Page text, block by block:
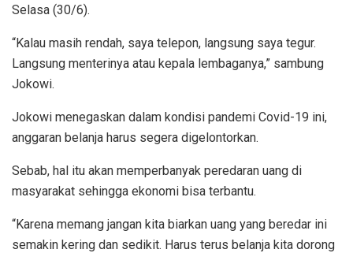
Selasa (30/6).
“Kalau masih rendah, saya telepon, langsung saya tegur.
Langsung menterinya atau kepala lembaganya,” sambung
Jokowi.
Jokowi menegaskan dalam kondisi pandemi Covid-19 ini,
anggaran belanja harus segera digelontorkan.
Sebab, hal itu akan memperbanyak peredaran uang di
masyarakat sehingga ekonomi bisa terbantu.
“Karena memang jangan kita biarkan uang yang beredar ini
semakin kering dan sedikit. Harus terus belanja kita dorong